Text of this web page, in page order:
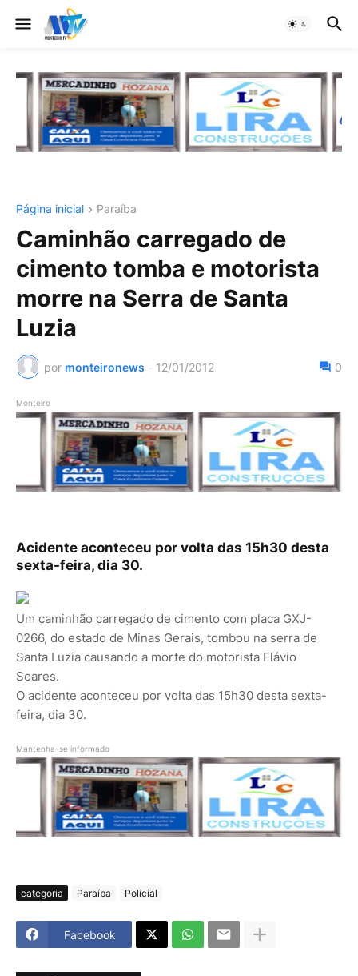
Página inicial Paraíba
Caminhão carregado de
cimento tomba e motorista
morre na Serra de Santa
Luzia
por monteironews - 12/01/2012 0
Monteiro
Acidente aconteceu por volta das 15h30 desta
sexta-feira, dia 30.
Um caminhão carregado de cimento com placa GXJ-
0266, do estado de Minas Gerais, tombou na serra de
Santa Luzia causando a morte do motorista Flávio
Soares.
O acidente aconteceu por volta das 15h30 desta sexta-
feira, dia 30.
Mantenha-se informado
categoria Paraíba Policial
Facebook